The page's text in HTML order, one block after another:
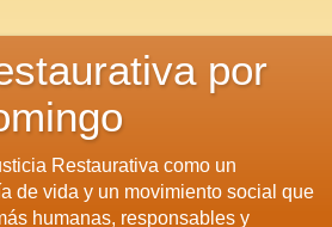
por
Restaurativa como un
de vida y un movimiento social que
humanas, responsables y